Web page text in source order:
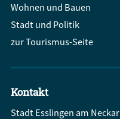
Wohnen und Bauen
Stadt und Politik
zur Tourismus-Seite
Kontakt
Stadt Esslingen am Neckar